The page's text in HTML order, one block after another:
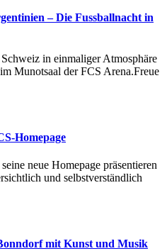
– Die Fussballnacht in
in einmaliger Atmosphäre
Munotsaal der FCS Arena.Freue
Homepage
neue Homepage präsentieren
und selbstverständlich
mit Kunst und Musik